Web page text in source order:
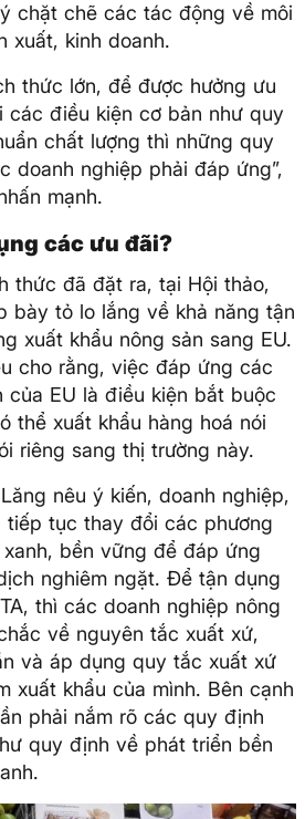
chặt chẽ các tác động về môi
xuất, kinh doanh.
thức lớn, để được hưởng ưu
các điều kiện cơ bản như quy
chất lượng thì những quy
doanh nghiệp phải đáp ứng”,
mạnh.
các ưu đãi?
thức đã đặt ra, tại Hội thảo,
bày tỏ lo lắng về khả năng tận
xuất khẩu nông sản sang EU.
cho rằng, việc đáp ứng các
của EU là điều kiện bắt buộc
thể xuất khẩu hàng hoá nói
riêng sang thị trường này.
nêu ý kiến, doanh nghiệp,
tiếp tục thay đổi các phương
bền vững để đáp ứng
nghiêm ngặt. Để tận dụng
thì các doanh nghiệp nông
về nguyên tắc xuất xứ,
và áp dụng quy tắc xuất xứ
xuất khẩu của mình. Bên cạnh
phải nắm rõ các quy định
quy định về phát triển bền